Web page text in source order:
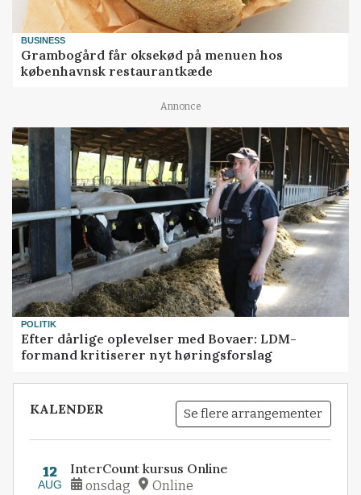
BUSINESS
Grambogård får oksekød på menuen hos
københavnsk restaurantkæde
Annonce
POLITIK
Efter dårlige oplevelser med Bovaer: LDM-
formand kritiserer nyt høringsforslag
KALENDER Se flere arrangementer
12
AUG
InterCount kursus Online
onsdag Online